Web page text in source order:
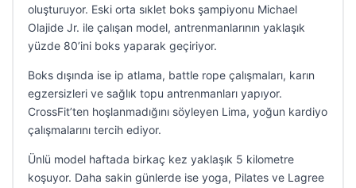
oluşturuyor. Eski orta sıklet boks şampiyonu Michael
Olajide Jr. ile çalışan model, antrenmanlarının yaklaşık
yüzde 80’ini boks yaparak geçiriyor.
Boks dışında ise ip atlama, battle rope çalışmaları, karın
egzersizleri ve sağlık topu antrenmanları yapıyor.
CrossFit’ten hoşlanmadığını söyleyen Lima, yoğun kardiyo
çalışmalarını tercih ediyor.
Ünlü model haftada birkaç kez yaklaşık 5 kilometre
koşuyor. Daha sakin günlerde ise yoga, Pilates ve Lagree